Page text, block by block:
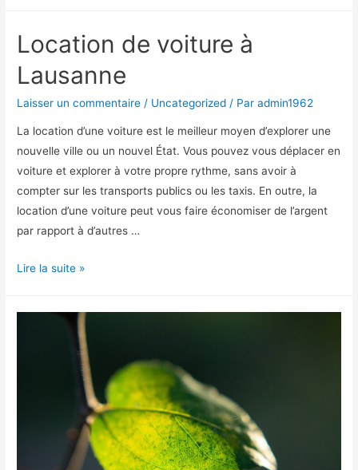
Location de voiture à
Lausanne
Laisser un commentaire / Uncategorized / Paradmin1962
La location d’une voiture est le meilleur moyen d’explorer une
nouvelle ville ou un nouvel État. Vous pouvez vous déplacer en
voiture et explorer à votre propre rythme, sans avoir à
compter sur les transports publics ou les taxis. En outre, la
location d’une voiture peut vous faire économiser de l’argent
par rapport à d’autres …
Location
Lire la suite »